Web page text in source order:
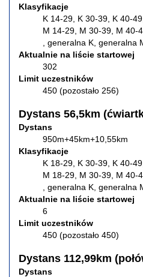
Klasyfikacje
K 14-29, K 30-39, K 40-
M 14-29, M 30-39, M 40-
, generalna K, generalna
Aktualnie na liście startowej
302
Limit uczestników
450 (pozostało 256)
Dystans 56,5km
Dystans
950m+45km+10,55km
Klasyfikacje
K 18-29, K 30-39, K 40-
M 18-29, M 30-39, M 40-
, generalna K, generalna
Aktualnie na liście startowej
6
Limit uczestników
450 (pozostało 450)
Dystans 112,99km
Dystans